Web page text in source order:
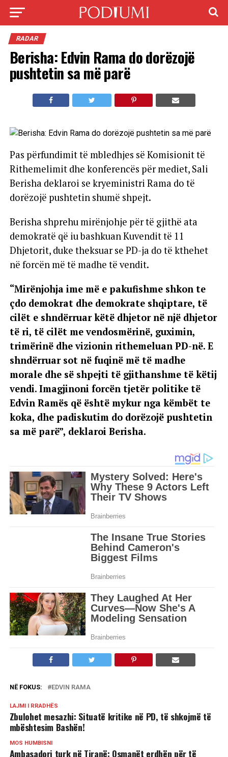
RADAR
Berisha: Edvin Rama do dorëzojë
pushtetin sa më parë
Pas përfundimit të mbledhjes së Komisionit të
Rithemelimit dhe konferencës për mediet, Sali
Berisha deklaroi se kryeministri Rama do të
dorëzojë pushtetin shumë shpejt.
Berisha shprehu mirënjohje për të gjithë ata
demokratë që iu bashkuan Kuvendit të 11
Dhjetorit, duke theksuar se PD-ja do të kthehet
në forcën më të madhe të vendit.
“Mirënjohja ime më e pakufishme shkon te
çdo demokrat dhe demokrate shqiptare, të
cilët e shndërruar këtë dhjetor në një dhjetor
të ri, të cilët me vendosmërinë, guximin,
trimërinë dhe vizionin rithemeluan PD-në. E
shndërruar sot në fuqinë më të madhe
morale dhe së shpejti të gjithanshme të këtij
vendi. Imagjinoni forcën tjetër politike të
Edvin Ramës që është mykur nga këmbët te
koka, dhe padiskutim do dorëzojë pushtetin
sa më parë”, deklaroi Berisha.
NË FOKUS: EDVIN RAMA
LAJMI I RRADHËS
Zbulohet mesazhi: Situatë kritike në PD, të shkojmë të
mbështesim Bashën!
MOS HUMBISNI
Ambasadori turk në Tiranë: Osmanët erdhën për të